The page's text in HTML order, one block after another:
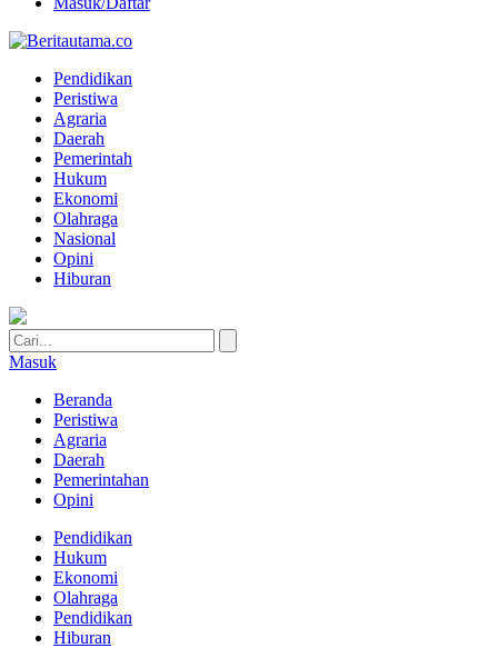
Pendidikan
Peristiwa
Agraria
Daerah
Pemerintah
Hukum
Ekonomi
Olahraga
Nasional
Opini
Hiburan
Masuk
Beranda
Peristiwa
Agraria
Daerah
Pemerintahan
Opini
Pendidikan
Hukum
Ekonomi
Olahraga
Pendidikan
Hiburan